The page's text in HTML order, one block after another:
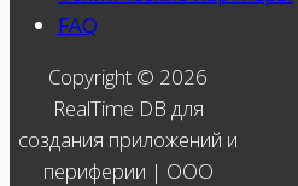
FAQ
Copyright © 2026
RealTime DB для
создания приложений и
периферии | ООО